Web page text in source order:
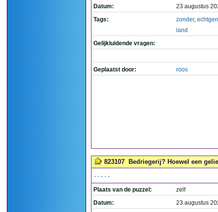
Datum:
23 augustus
Tags:
zonder,
land
Gelijkluidende vragen:
Geplaatst door: roos
823107 Bedriegerij? Hoewel een
.....
Plaats van de puzzel:
zelf
Datum:
23 augustus